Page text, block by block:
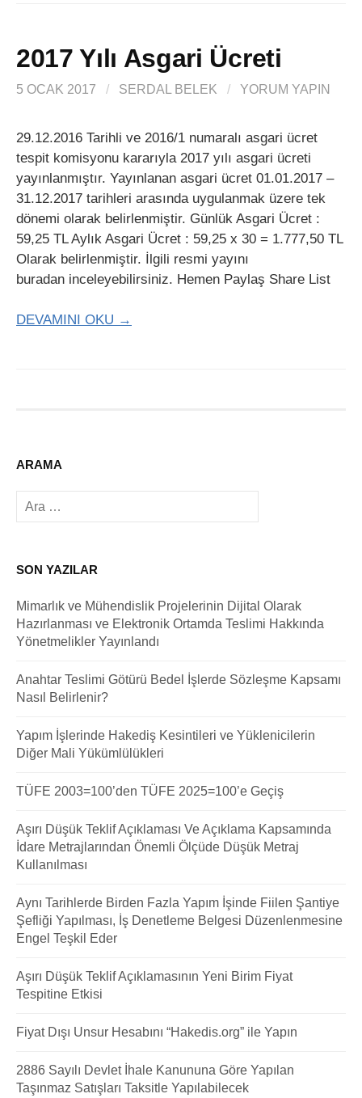
2017 Yılı Asgari Ücreti
5 OCAK 2017 / SERDAL BELEK / YORUM YAPIN
29.12.2016 Tarihli ve 2016/1 numaralı asgari ücret
tespit komisyonu kararıyla 2017 yılı asgari ücreti
yayınlanmıştır. Yayınlanan asgari ücret 01.01.2017 –
31.12.2017 tarihleri arasında uygulanmak üzere tek
dönemi olarak belirlenmiştir. Günlük Asgari Ücret :
59,25 TL Aylık Asgari Ücret : 59,25 x 30 = 1.777,50 TL
Olarak belirlenmiştir. İlgili resmi yayını
buradan inceleyebilirsiniz. Hemen Paylaş Share List
DEVAMINI OKU →
ARAMA
Arama:
SON YAZILAR
Mimarlık ve Mühendislik Projelerinin Dijital Olarak
Hazırlanması ve Elektronik Ortamda Teslimi Hakkında
Yönetmelikler Yayınlandı
Anahtar Teslimi Götürü Bedel İşlerde Sözleşme Kapsamı
Nasıl Belirlenir?
Yapım İşlerinde Hakediş Kesintileri ve Yüklenicilerin
Diğer Mali Yükümlülükleri
TÜFE 2003=100’den TÜFE 2025=100’e Geçiş
Aşırı Düşük Teklif Açıklaması Ve Açıklama Kapsamında
İdare Metrajlarından Önemli Ölçüde Düşük Metraj
Kullanılması
Aynı Tarihlerde Birden Fazla Yapım İşinde Fiilen Şantiye
Şefliği Yapılması, İş Denetleme Belgesi Düzenlenmesine
Engel Teşkil Eder
Aşırı Düşük Teklif Açıklamasının Yeni Birim Fiyat
Tespitine Etkisi
Fiyat Dışı Unsur Hesabını “Hakedis.org” ile Yapın
2886 Sayılı Devlet İhale Kanununa Göre Yapılan
Taşınmaz Satışları Taksitle Yapılabilecek